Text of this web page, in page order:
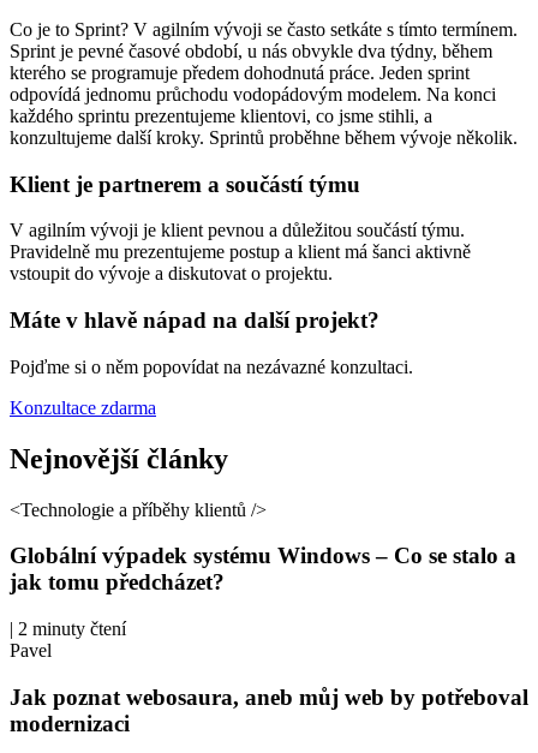
Co je to Sprint? V agilním vývoji se často setkáte s tímto termínem.
Sprint je pevné časové období, u nás obvykle dva týdny, během
kterého se programuje předem dohodnutá práce. Jeden sprint
odpovídá jednomu průchodu vodopádovým modelem. Na konci
každého sprintu prezentujeme klientovi, co jsme stihli, a
konzultujeme další kroky. Sprintů proběhne během vývoje několik.
Klient je partnerem a součástí týmu
V agilním vývoji je klient pevnou a důležitou součástí týmu.
Pravidelně mu prezentujeme postup a klient má šanci aktivně
vstoupit do vývoje a diskutovat o projektu.
Máte v hlavě nápad na další projekt?
Pojďme si o něm popovídat na nezávazné konzultaci.
Konzultace zdarma
Nejnovější články
<Technologie a příběhy klientů />
Globální výpadek systému Windows – Co se stalo a
jak tomu předcházet?
| 2 minuty čtení
Pavel
Jak poznat webosaura, aneb můj web by potřeboval
modernizaci